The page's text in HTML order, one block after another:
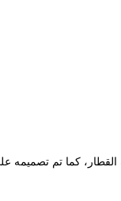
بموقع مركزي في تزيرمات ويقع على